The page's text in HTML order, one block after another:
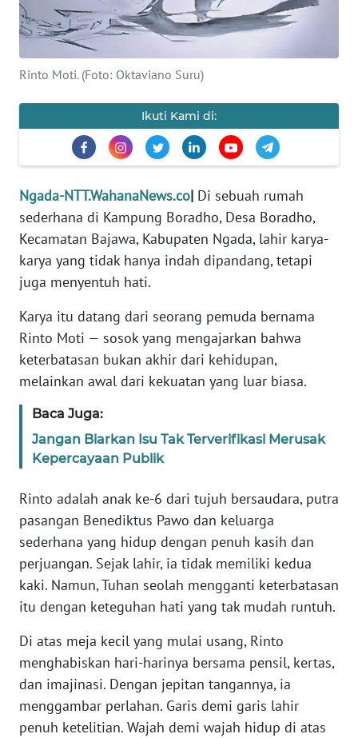
Rinto Moti. (Foto: Oktaviano Suru)
Ikuti Kami di:
Ngada-NTT.WahanaNews.co| Di sebuah rumah
sederhana di Kampung Boradho, Desa Boradho,
Kecamatan Bajawa, Kabupaten Ngada, lahir karya-
karya yang tidak hanya indah dipandang, tetapi
juga menyentuh hati.
Karya itu datang dari seorang pemuda bernama
Rinto Moti — sosok yang mengajarkan bahwa
keterbatasan bukan akhir dari kehidupan,
melainkan awal dari kekuatan yang luar biasa.
Baca Juga:
Jangan Biarkan Isu Tak Terverifikasi Merusak
Kepercayaan Publik
Rinto adalah anak ke-6 dari tujuh bersaudara, putra
pasangan Benediktus Pawo dan keluarga
sederhana yang hidup dengan penuh kasih dan
perjuangan. Sejak lahir, ia tidak memiliki kedua
kaki. Namun, Tuhan seolah mengganti keterbatasan
itu dengan keteguhan hati yang tak mudah runtuh.
Di atas meja kecil yang mulai usang, Rinto
menghabiskan hari-harinya bersama pensil, kertas,
dan imajinasi. Dengan jepitan tangannya, ia
menggambar perlahan. Garis demi garis lahir
penuh ketelitian. Wajah demi wajah hidup di atas
SIBER
DISCLAIMER
News
Regional
WN
SUMUT
WN
JAKARTA
WN
JABAR
BANTEN
NTT
WN
KEPRI
WN
WN
PAPUA